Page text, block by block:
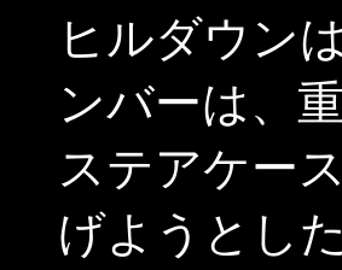
ヒルダウン
ンバーは、
ステアケー
げようとし